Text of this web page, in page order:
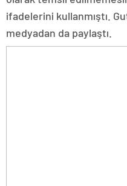
ifadelerini kullanmıştı.
medyadan da paylaştı.